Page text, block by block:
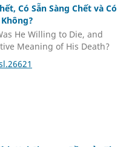
Có Sẵn Sàng Chết và Có
He Willing to Die, and
Meaning of His Death?